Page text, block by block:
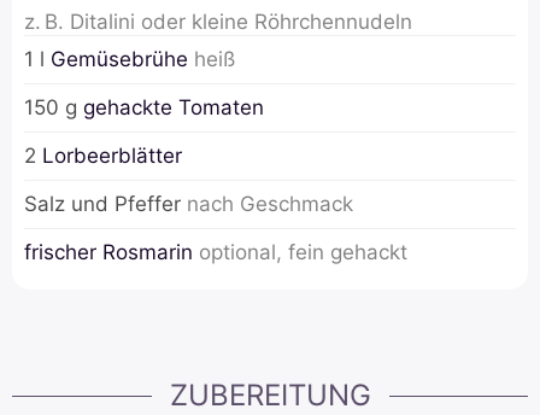
z. B. Ditalini oder kleine Röhrchennudeln
1 l Gemüsebrühe heiß
150 g gehackte Tomaten
2 Lorbeerblätter
Salz und Pfeffer nach Geschmack
frischer Rosmarin optional, fein gehackt
ZUBEREITUNG